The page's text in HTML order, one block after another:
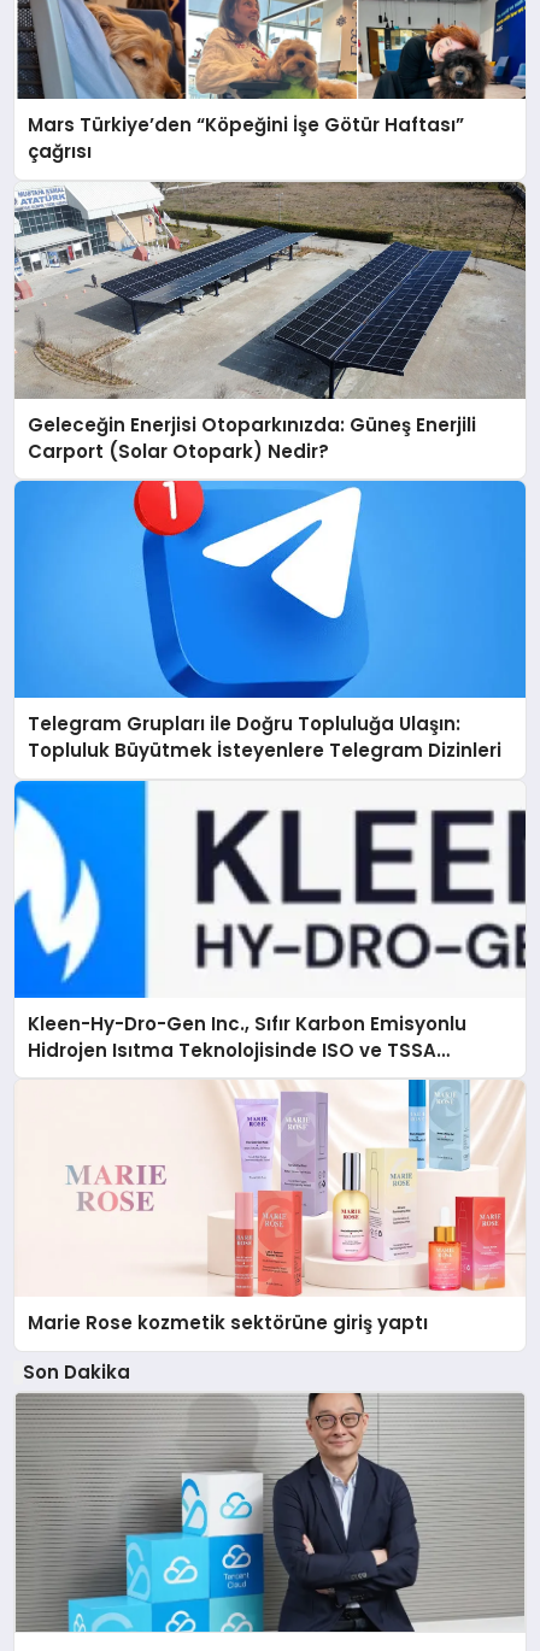
Mars Türkiye’den “Köpeğini İşe Götür Haftası”
çağrısı
Geleceğin Enerjisi Otoparkınızda: Güneş Enerjili
Carport (Solar Otopark) Nedir?
Telegram Grupları ile Doğru Topluluğa Ulaşın:
Topluluk Büyütmek İsteyenlere Telegram Dizinleri
Kleen-Hy-Dro-Gen Inc., Sıfır Karbon Emisyonlu
Hidrojen Isıtma Teknolojisinde ISO ve TSSA
Düzenleyici Onaylarını Aldı
Marie Rose kozmetik sektörüne giriş yaptı
Son Dakika